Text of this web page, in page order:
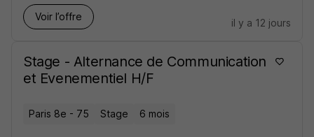
Voir l’offre
il y a 12 jours
Stage - Alternance de Communication
et Evenementiel H/F
Paris 8e - 75 Stage 6 mois